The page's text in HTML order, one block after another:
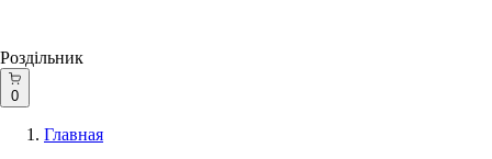
Роздільник
0
Главная